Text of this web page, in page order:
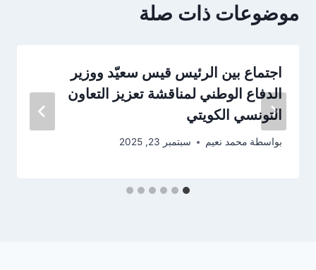
موضوعات ذات صلة
اجتماع بين الرئيس قيس سعيّد ووزير
الدفاع الوطني لمناقشة تعزيز التعاون
التونسي الكويتي
بواسطة محمد نعيم سبتمبر 23, 2025